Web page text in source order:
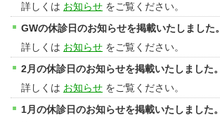
詳しくは お知らせ をご覧ください。
GWの休診日のお知らせを掲載いたしました。
詳しくは お知らせ をご覧ください。
2月の休診日のお知らせを掲載いたしました。
詳しくは お知らせ をご覧ください。
1月の休診日のお知らせを掲載いたしました。